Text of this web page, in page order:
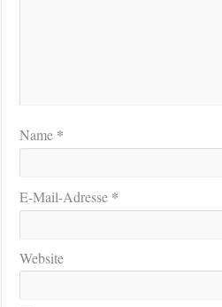
Name *
E-Mail-Adresse *
Website